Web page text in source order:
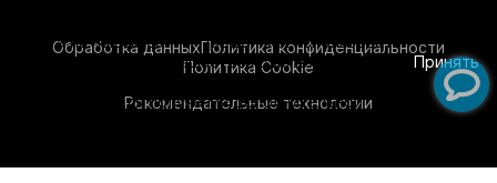
Обработка данныхПолитика конфиденциальности
Политика Cookie
Рекомендательные технологии
опыта на нашем сайте. Продолжая использовать
данный сайт, вы соглашаетесь с использованием
технологий. Для получения дополнительной
Принять